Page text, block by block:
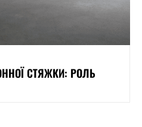
СТЯЖКИ: РОЛЬ